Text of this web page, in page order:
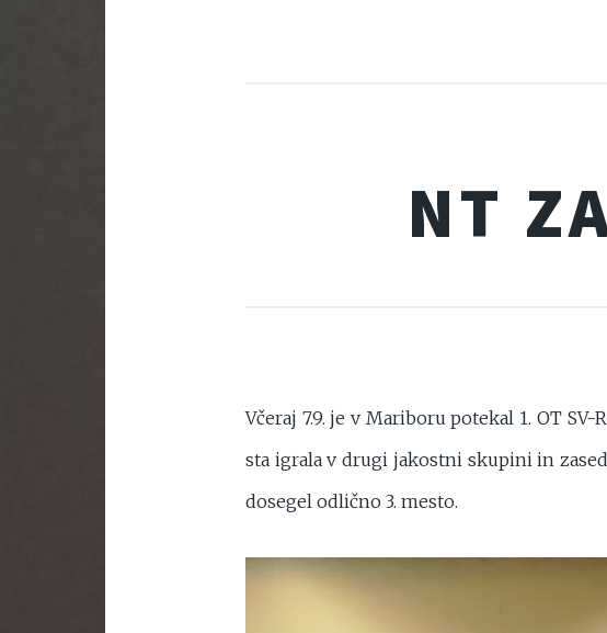
NT
Včeraj 7.9. je v Mariboru potekal 1. OT
sta igrala v drugi jakostni skupini in
dosegel odlično 3. mesto.